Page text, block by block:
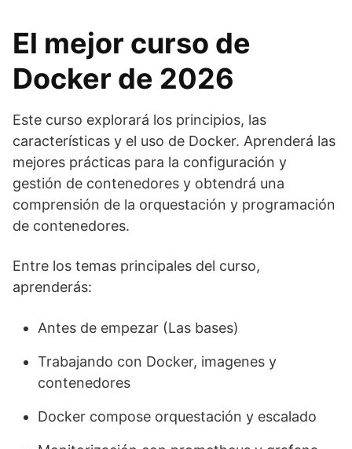
El mejor curso de
Docker de 2026
Este curso explorará los principios, las
características y el uso de Docker. Aprenderá las
mejores prácticas para la configuración y
gestión de contenedores y obtendrá una
comprensión de la orquestación y programación
de contenedores.
Entre los temas principales del curso,
aprenderás:
Antes de empezar (Las bases)
Trabajando con Docker, imagenes y
contenedores
Docker compose orquestación y escalado